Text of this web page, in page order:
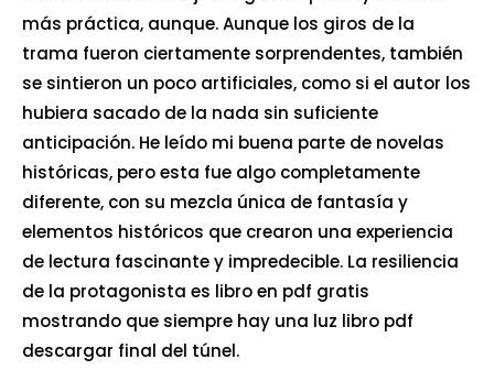
más práctica, aunque. Aunque los giros de la
trama fueron ciertamente sorprendentes, también
se sintieron un poco artificiales, como si el autor los
hubiera sacado de la nada sin suficiente
anticipación. He leído mi buena parte de novelas
históricas, pero esta fue algo completamente
diferente, con su mezcla única de fantasía y
elementos históricos que crearon una experiencia
de lectura fascinante y impredecible. La resiliencia
de la protagonista es libro en pdf gratis
mostrando que siempre hay una luz libro pdf
descargar final del túnel.